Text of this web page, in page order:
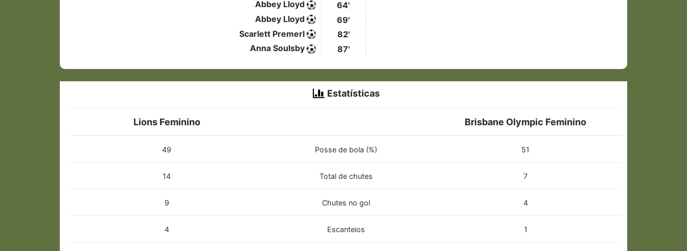
Abbey Lloyd
64'
Abbey Lloyd
69'
Scarlett Premerl
82'
Anna Soulsby
87'
Estatísticas
Lions Feminino Brisbane Olympic Feminino
49 Posse de bola (%) 51
14 Total de chutes 7
9 Chutes no gol 4
4 Escanteios 1